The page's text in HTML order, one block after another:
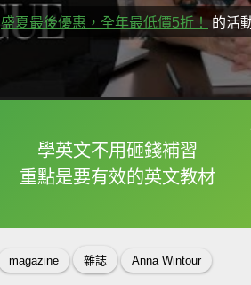
盛夏最後優惠，全年最低價5折！ 的活
學英文不用砸錢補習
重點是要有效的英文教材
框選或點兩下字幕可
magazine 雜誌 Anna Wintour